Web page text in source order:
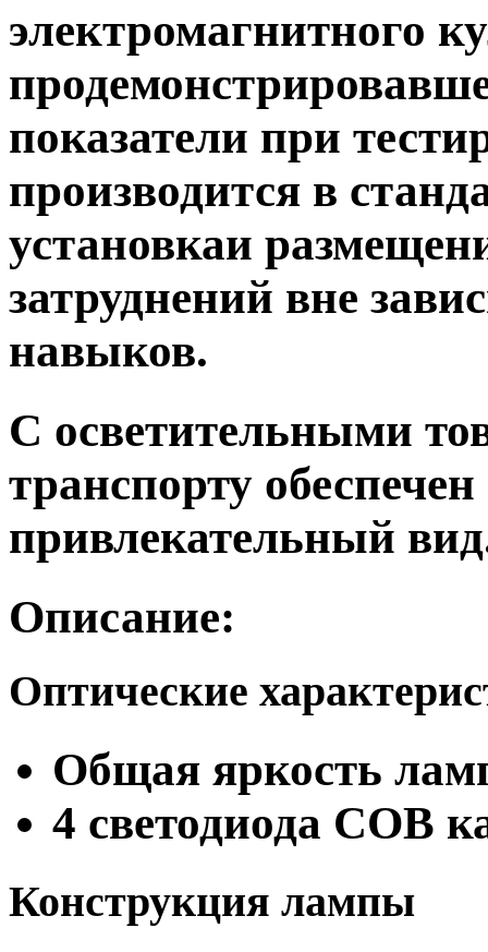
электромагнитного
показатели при
производится в
установкаи
затруднений вне
навыков.
С осветительными
транспорту
привлекательный
Описание:
Оптические
Общая яркость
4 светодиода COB
Конструкция лампы